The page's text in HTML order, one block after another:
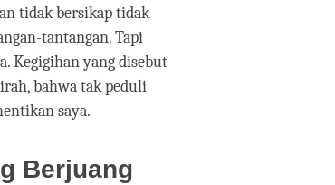
tidak bersikap tidak
tantangan. Tapi
Kegigihan yang disebut
bahwa tak peduli
saya.
Berjuang